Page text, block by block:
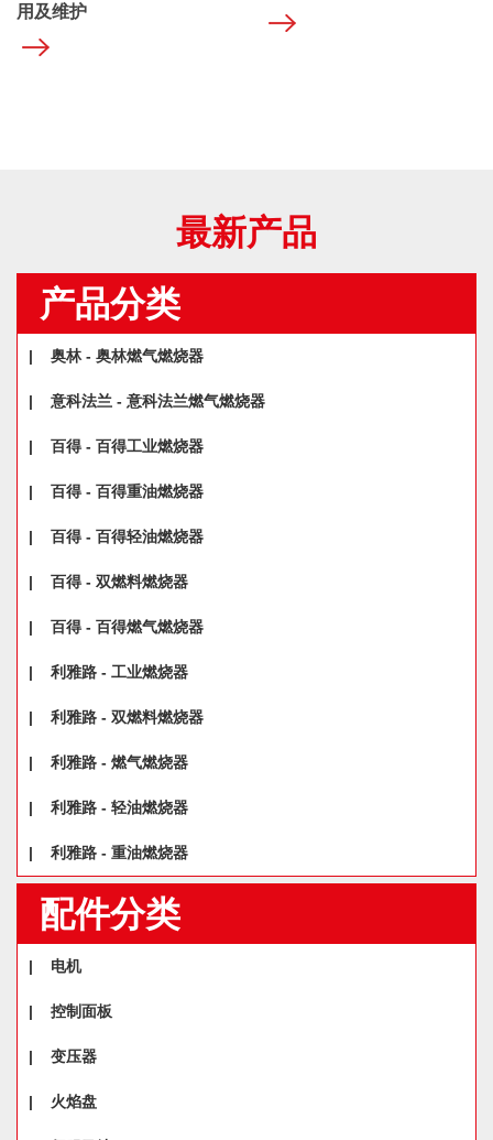
用及维护
最新产品
产品分类
| 奥林 - 奥林燃气燃烧器
| 意科法兰 - 意科法兰燃气燃烧器
| 百得 - 百得工业燃烧器
| 百得 - 百得重油燃烧器
| 百得 - 百得轻油燃烧器
| 百得 - 双燃料燃烧器
| 百得 - 百得燃气燃烧器
| 利雅路 - 工业燃烧器
| 利雅路 - 双燃料燃烧器
| 利雅路 - 燃气燃烧器
| 利雅路 - 轻油燃烧器
| 利雅路 - 重油燃烧器
配件分类
| 电机
| 控制面板
| 变压器
| 火焰盘